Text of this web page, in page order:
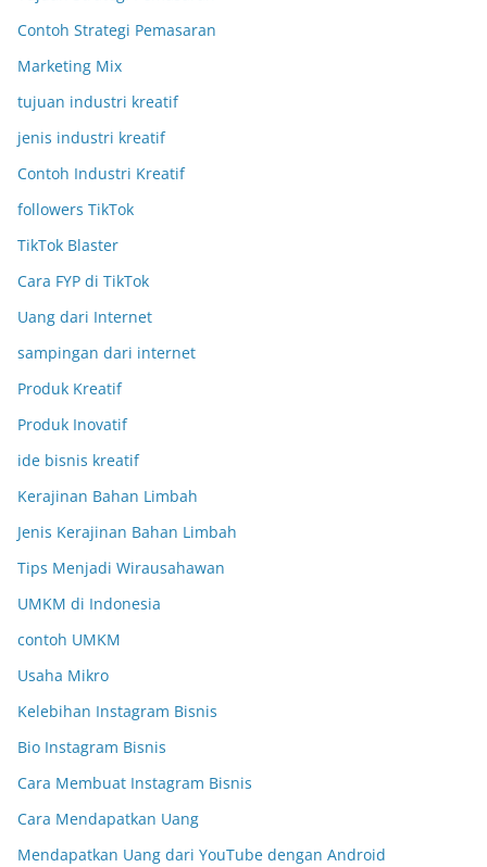
Contoh Strategi Pemasaran
Marketing Mix
tujuan industri kreatif
jenis industri kreatif
Contoh Industri Kreatif
followers TikTok
TikTok Blaster
Cara FYP di TikTok
Uang dari Internet
sampingan dari internet
Produk Kreatif
Produk Inovatif
ide bisnis kreatif
Kerajinan Bahan Limbah
Jenis Kerajinan Bahan Limbah
Tips Menjadi Wirausahawan
UMKM di Indonesia
contoh UMKM
Usaha Mikro
Kelebihan Instagram Bisnis
Bio Instagram Bisnis
Cara Membuat Instagram Bisnis
Cara Mendapatkan Uang
Mendapatkan Uang dari YouTube dengan Android